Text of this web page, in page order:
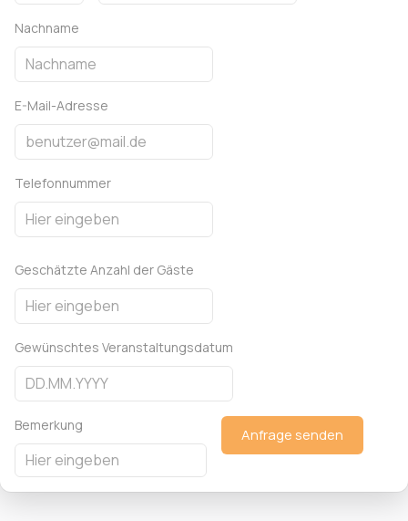
Nachname
E-Mail-Adresse
Telefonnummer
Geschätzte Anzahl der Gäste
Gewünschtes Veranstaltungsdatum
Bemerkung
Anfrage senden